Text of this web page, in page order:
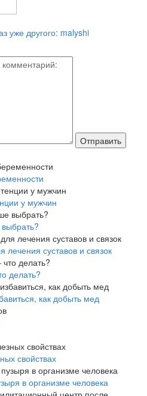
уже другого: malyshi
у мужчин
суставов и связок
делать?
как добыть мед
свойствах
в организме человека